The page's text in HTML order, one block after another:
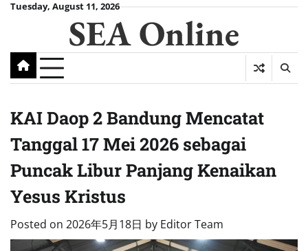
SkipTuesday, August 11, 2026
SEA Online
KAI Daop 2 Bandung Mencatat
Tanggal 17 Mei 2026 sebagai
Puncak Libur Panjang Kenaikan
Yesus Kristus
Posted on 2026年5月18日 by Editor Team